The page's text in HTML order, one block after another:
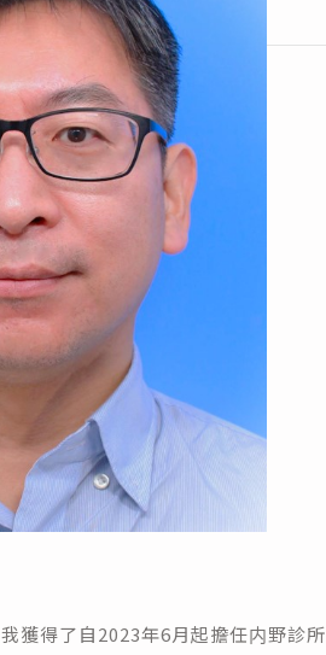
我獲得了自2023年6月起擔任内野診